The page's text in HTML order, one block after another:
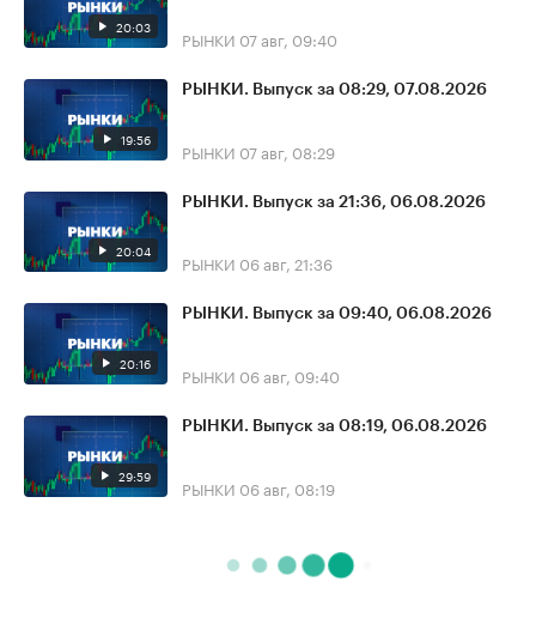
20:03 РЫНКИ 07 авг, 09:40
19:56
РЫНКИ. Выпуск за 08:29, 07.08.2026
РЫНКИ 07 авг, 08:29
20:04
РЫНКИ. Выпуск за 21:36, 06.08.2026
РЫНКИ 06 авг, 21:36
20:16
РЫНКИ. Выпуск за 09:40, 06.08.2026
РЫНКИ 06 авг, 09:40
29:59
РЫНКИ. Выпуск за 08:19, 06.08.2026
РЫНКИ 06 авг, 08:19